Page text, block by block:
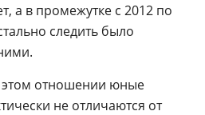
а в промежутке с 2012 по
следить было
этом отношении юные
не отличаются от